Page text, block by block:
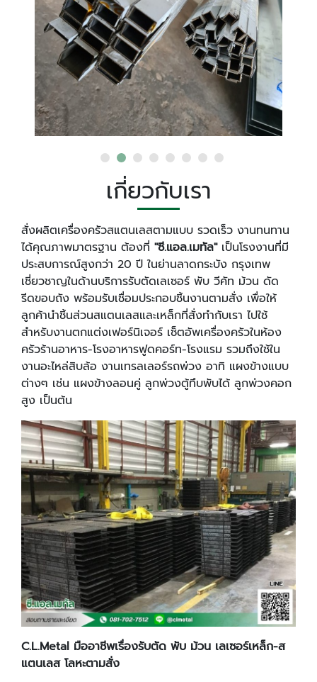
เกี่ยวกับเรา
สั่งผลิตเครื่องครัวสแตนเลสตามแบบ รวดเร็ว งานทนทาน
ได้คุณภาพมาตรฐาน ต้องที่ "ซี.แอล.เมทัล"เป็นโรงงานที่มี
ประสบการณ์สูงกว่า 20 ปี ในย่านลาดกระบัง กรุงเทพ
เชี่ยวชาญในด้านบริการรับตัดเลเซอร์ พับ วีคัท ม้วน ดัด
รีดขอบถัง พร้อมรับเชื่อมประกอบชิ้นงานตามสั่ง เพื่อให้
ลูกค้านำชิ้นส่วนสแตนเลสและเหล็กที่สั่งทำกับเรา ไปใช้
สำหรับงานตกแต่งเฟอร์นิเจอร์ เซ็ตอัพเครื่องครัวในห้อง
ครัวร้านอาหาร-โรงอาหารฟูดคอร์ท-โรงแรม รวมถึงใช้ใน
งานอะไหล่สิบล้อ งานเทรลเลอร์รถพ่วง อาทิ แผงข้างแบบ
ต่างๆ เช่น แผงข้างลอนคู่ ลูกพ่วงตู้ทึบพับได้ ลูกพ่วงคอก
สูง เป็นต้น
C.L.Metal มืออาชีพเรื่องรับตัด พับ ม้วน เลเซอร์เหล็ก-ส
แตนเลส โลหะตามสั่ง